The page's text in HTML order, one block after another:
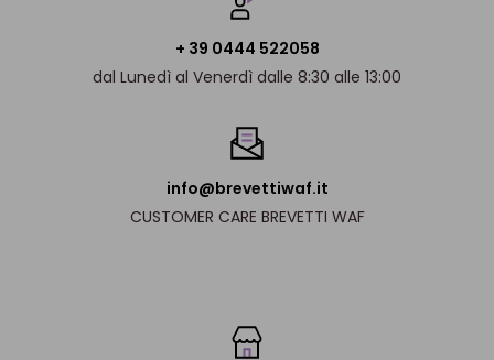
+ 39 0444 522058
dal Lunedì al Venerdì dalle 8:30 alle 13:00
info@brevettiwaf.it
CUSTOMER CARE BREVETTI WAF